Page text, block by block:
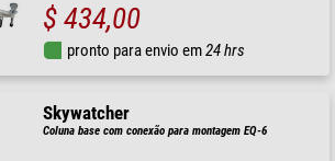
$ 434,00
pronto para envio em24 hrs
Skywatcher
Coluna base com conexão para montagem EQ-6